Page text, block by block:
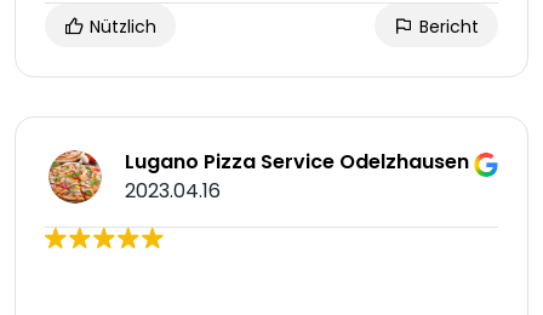
Nützlich Bericht
Lugano Pizza Service Odelzhausen
2023.04.16